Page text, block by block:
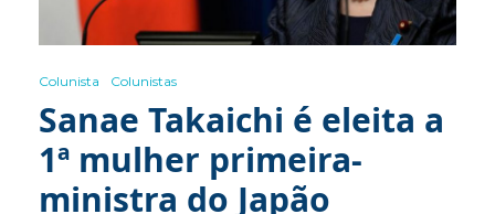
Colunista Colunistas
Sanae Takaichi é eleita a
1ª mulher primeira-
ministra do Japão